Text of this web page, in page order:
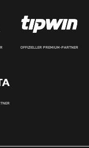
OFFIZIELLER PREMIUM-PARTNER